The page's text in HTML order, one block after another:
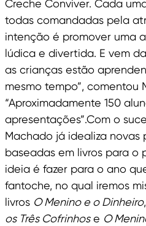
Creche Conviver. Cada
todas comandadas pela
intenção é promover uma
lúdica e divertida. E vem
as crianças estão
mesmo tempo”, comentou
“Aproximadamente 150
apresentações”.Com o
Machado já idealiza novas
baseadas em livros para o
ideia é fazer para o ano
fantoche, no qual iremos
livros O Menino e o Dinheiro,
os Três Cofrinhose O